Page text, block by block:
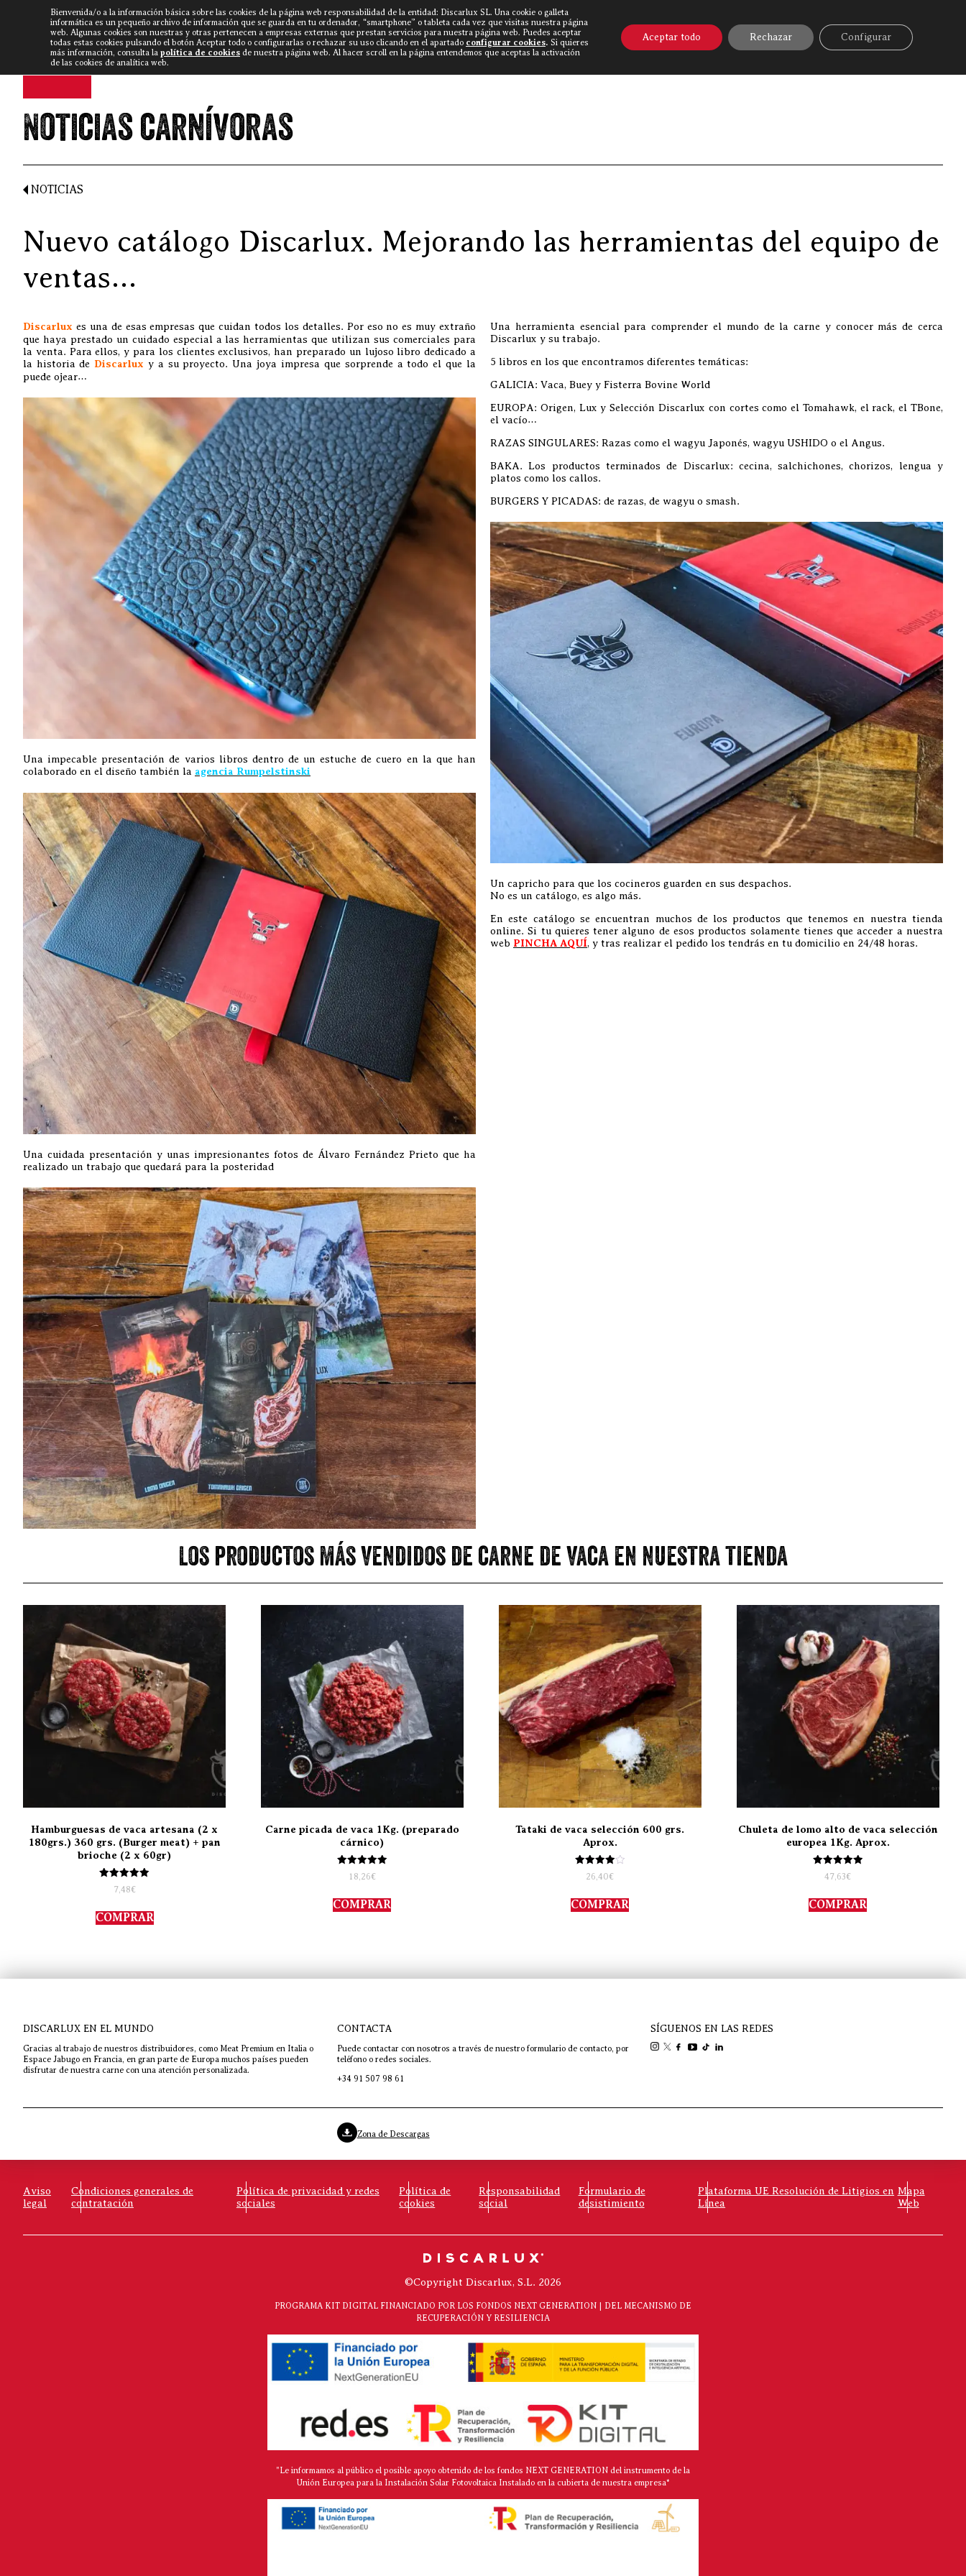
DISCARLUX▼ NOTICIAS VÍDEOS FISTERRA BOVINE WORLD▼ CONTACTO
Noticias carnívoras
NOTICIAS
Nuevo catálogo Discarlux. Mejorando las herramientas del equipo de
ventas…
Discarlux es una de esas empresas que cuidan todos los detalles. Por eso no es muy extraño
que haya prestado un cuidado especial a las herramientas que utilizan sus comerciales para
la venta. Para ellos, y para los clientes exclusivos, han preparado un lujoso libro dedicado a
la historia de Discarlux y a su proyecto. Una joya impresa que sorprende a todo el que la
puede ojear…
Una impecable presentación de varios libros dentro de un estuche de cuero en la que han
colaborado en el diseño también la agencia Rumpelstinski
Una cuidada presentación y unas impresionantes fotos de Álvaro Fernández Prieto que ha
realizado un trabajo que quedará para la posteridad
Una herramienta esencial para comprender el mundo de la carne y conocer más de cerca
Discarlux y su trabajo.
5 libros en los que encontramos diferentes temáticas:
GALICIA: Vaca, Buey y Fisterra Bovine World
EUROPA: Origen, Lux y Selección Discarlux con cortes como el Tomahawk, el rack, el TBone,
el vacío…
RAZAS SINGULARES: Razas como el wagyu Japonés, wagyu USHIDO o el Angus.
BAKA. Los productos terminados de Discarlux: cecina, salchichones, chorizos, lengua y
platos como los callos.
BURGERS Y PICADAS: de razas, de wagyu o smash.
Un capricho para que los cocineros guarden en sus despachos.
No es un catálogo, es algo más.
En este catálogo se encuentran muchos de los productos que tenemos en nuestra tienda
online. Si tu quieres tener alguno de esos productos solamente tienes que acceder a nuestra
web PINCHA AQUÍ, y tras realizar el pedido los tendrás en tu domicilio en 24/48 horas.
Los productos más vendidos de carne de vaca en nuestra tienda
Hamburguesas de vaca artesana (2 x
180grs.) 360 grs. (Burger meat) + pan
brioche (2 x 60gr)
Valorado
con
de 5
7,48€
COMPRAR
Carne picada de vaca 1Kg. (preparado
cárnico)
Valorado
con
de 5
18,26€
COMPRAR
Tataki de vaca selección 600 grs.
Aprox.
Valorado
con
de 5
26,40€
COMPRAR
Chuleta de lomo alto de vaca selección
europea 1Kg. Aprox.
Valorado
con
de 5
47,63€
COMPRAR
DISCARLUX EN EL MUNDO
Gracias al trabajo de nuestros distribuidores, como Meat Premium en Italia o
Espace Jabugo en Francia, en gran parte de Europa muchos países pueden
disfrutar de nuestra carne con una atención personalizada.
CONTACTA
Puede contactar con nosotros a través de nuestro formulario de contacto, por
teléfono o redes sociales.
+34 91 507 98 61
SÍGUENOS EN LAS REDES
Zona de Descargas
Aviso
legal
Condiciones generales de
contratación
Política de privacidad y redes
sociales
Política de
cookies
Responsabilidad
social
Formulario de
desistimiento
Plataforma UE Resolución de Litigios en
Línea
Mapa
Web
©Copyright Discarlux, S.L. 2026
PROGRAMA KIT DIGITAL FINANCIADO POR LOS FONDOS NEXT GENERATION | DEL MECANISMO DE
RECUPERACIÓN Y RESILIENCIA
"Le informamos al público el posible apoyo obtenido de los fondos NEXT GENERATION del instrumento de la
Unión Europea para la Instalación Solar Fotovoltaica Instalado en la cubierta de nuestra empresa*
Bienvenida/o a la información básica sobre las cookies de la página web responsabilidad de la entidad: Discarlux SL. Una cookie o galleta
informática es un pequeño archivo de información que se guarda en tu ordenador, “smartphone” o tableta cada vez que visitas nuestra página
web. Algunas cookies son nuestras y otras pertenecen a empresas externas que prestan servicios para nuestra página web. Puedes aceptar
todas estas cookies pulsando el botón Aceptar todo o configurarlas o rechazar su uso clicando en el apartado configurar cookies. Si quieres
más información, consulta la política de cookies de nuestra página web. Al hacer scroll en la página entendemos que aceptas la activación
de las cookies de analítica web.
Aceptar todo Rechazar Configurar